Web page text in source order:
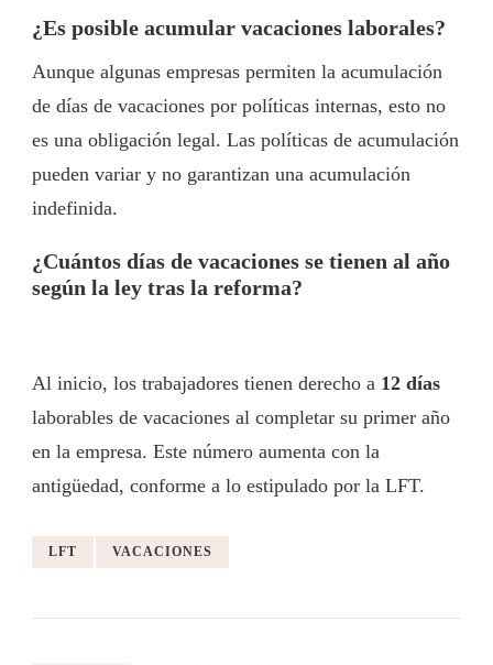
¿Es posible acumular vacaciones laborales?
Aunque algunas empresas permiten la acumulación
de días de vacaciones por políticas internas, esto no
es una obligación legal. Las políticas de acumulación
pueden variar y no garantizan una acumulación
indefinida.
¿Cuántos días de vacaciones se tienen al año
según la ley tras la reforma?
Al inicio, los trabajadores tienen derecho a 12 días
laborables de vacaciones al completar su primer año
en la empresa. Este número aumenta con la
antigüedad, conforme a lo estipulado por la LFT.
LFT VACACIONES